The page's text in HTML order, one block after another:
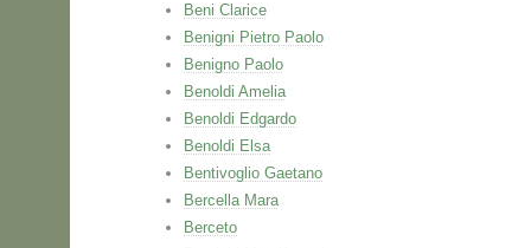
Beni Clarice
Benigni Pietro Paolo
Benigno Paolo
Benoldi Amelia
Benoldi Edgardo
Benoldi Elsa
Bentivoglio Gaetano
Bercella Mara
Berceto